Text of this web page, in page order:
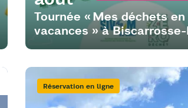
Tournée « Mes déchets en
vacances » à
Réservation en ligne